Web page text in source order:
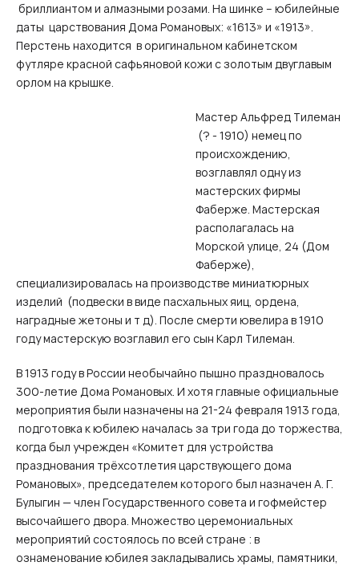
бриллиантом и алмазными розами. На шинке – юбилейные
даты царствования Дома Романовых: «1613» и «1913».
Перстень находится в оригинальном кабинетском
футляре красной сафьяновой кожи с золотым двуглавым
орлом на крышке.
Мастер Альфред Тилеман
(? - 1910) немец по
происхождению,
возглавлял одну из
мастерских фирмы
Фаберже. Мастерская
располагалась на
Морской улице, 24 (Дом
Фаберже),
специализировалась на производстве миниатюрных
изделий (подвески в виде пасхальных яиц, ордена,
наградные жетоны и т д). После смерти ювелира в 1910
году мастерскую возглавил его сын Карл Тилеман.
В 1913 году в России необычайно пышно праздновалось
300-летие Дома Романовых. И хотя главные официальные
мероприятия были назначены на 21-24 февраля 1913 года,
подготовка к юбилею началась за три года до торжества,
когда был учрежден «Комитет для устройства
празднования трёхсотлетия царствующего дома
Романовых», председателем которого был назначен А. Г.
Булыгин — член Государственного совета и гофмейстер
высочайшего двора. Множество церемониальных
мероприятий состоялось по всей стране : в
ознаменование юбилея закладывались храмы, памятники,